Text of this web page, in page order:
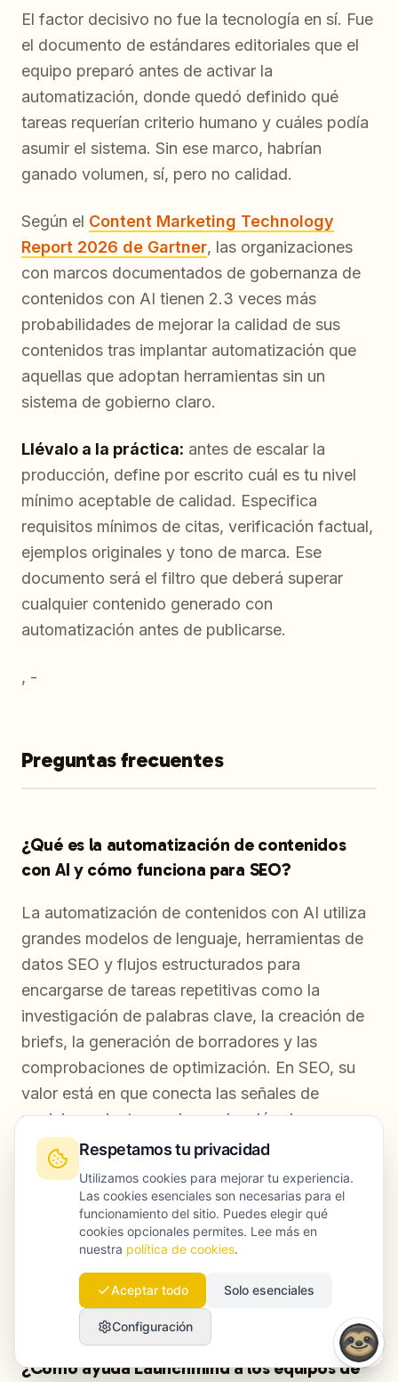
El factor decisivo no fue la tecnología en sí. Fue
el documento de estándares editoriales que el
equipo preparó antes de activar la
automatización, donde quedó definido qué
tareas requerían criterio humano y cuáles podía
asumir el sistema. Sin ese marco, habrían
ganado volumen, sí, pero no calidad.
Según el Content Marketing Technology
Report 2026 de Gartner, las organizaciones
con marcos documentados de gobernanza de
contenidos con AI tienen 2.3 veces más
probabilidades de mejorar la calidad de sus
contenidos tras implantar automatización que
aquellas que adoptan herramientas sin un
sistema de gobierno claro.
Llévalo a la práctica: antes de escalar la
producción, define por escrito cuál es tu nivel
mínimo aceptable de calidad. Especifica
requisitos mínimos de citas, verificación factual,
ejemplos originales y tono de marca. Ese
documento será el filtro que deberá superar
cualquier contenido generado con
automatización antes de publicarse.
, -
Preguntas frecuentes
¿Qué es la automatización de contenidos
con AI y cómo funciona para SEO?
La automatización de contenidos con AI utiliza
grandes modelos de lenguaje, herramientas de
datos SEO y flujos estructurados para
encargarse de tareas repetitivas como la
investigación de palabras clave, la creación de
briefs, la generación de borradores y las
comprobaciones de optimización. En SEO, su
valor está en que conecta las señales de
posicionamiento con la producción de
contenido, de modo que cada pieza se
construye sobre demanda de búsqueda
validada y análisis competitivo, no sobre
intuiciones editoriales. Aun así, la
responsabilidad sobre la exactitud, los insights
propios y la voz de marca sigue estando en
manos del equipo humano.
¿Cómo ayuda Launchmind a los equipos de
Respetamos tu privacidad
Utilizamos cookies para mejorar tu experiencia.
Las cookies esenciales son necesarias para el
funcionamiento del sitio. Puedes elegir qué
cookies opcionales permites. Lee más en
nuestra política de cookies.
Aceptar todo Solo esenciales
Configuración